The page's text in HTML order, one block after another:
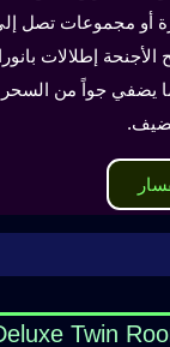
إطلالات
ما يضفي جواً من